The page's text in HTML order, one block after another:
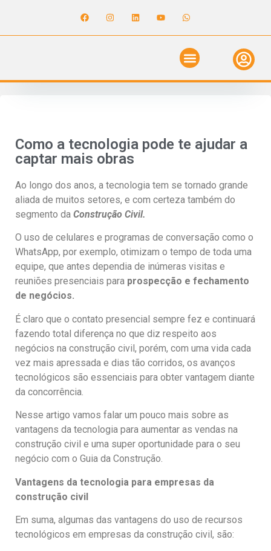
Como a tecnologia pode te ajudar a
captar mais obras
Ao longo dos anos, a tecnologia tem se tornado grande
aliada de muitos setores, e com certeza também do
segmento da Construção Civil.
O uso de celulares e programas de conversação como o
WhatsApp, por exemplo, otimizam o tempo de toda uma
equipe, que antes dependia de inúmeras visitas e
reuniões presenciais para prospecção e fechamento
de negócios.
É claro que o contato presencial sempre fez e continuará
fazendo total diferença no que diz respeito aos
negócios na construção civil, porém, com uma vida cada
vez mais apressada e dias tão corridos, os avanços
tecnológicos são essenciais para obter vantagem diante
da concorrência.
Nesse artigo vamos falar um pouco mais sobre as
vantagens da tecnologia para aumentar as vendas na
construção civil e uma super oportunidade para o seu
negócio com o Guia da Construção.
Vantagens da tecnologia para empresas da
construção civil
Em suma, algumas das vantagens do uso de recursos
tecnológicos em empresas da construção civil, são: